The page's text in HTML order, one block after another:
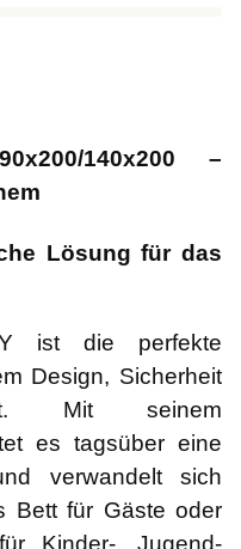
140x200 –
Lösung für das
ist die perfekte
Design, Sicherheit
Mit seinem
es tagsüber eine
verwandelt sich
Bett für Gäste oder
Kinder-, Jugend-